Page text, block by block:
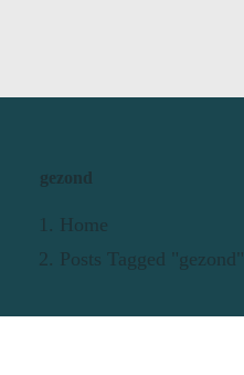
gezond
Home
Posts Tagged "gezond"